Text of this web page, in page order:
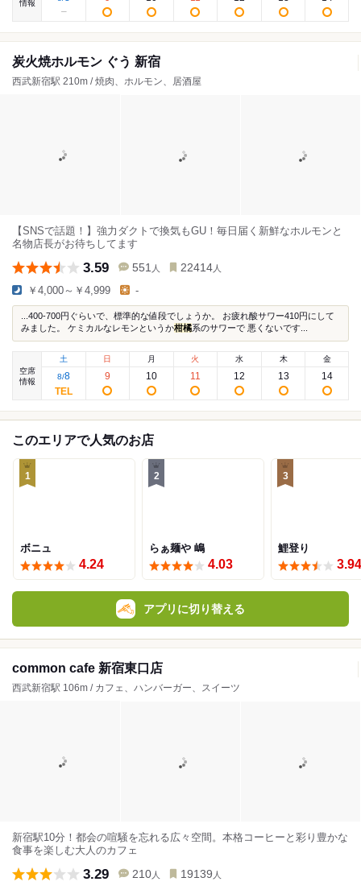
情報
炭火焼ホルモン ぐう 新宿
西武新宿駅 210m / 焼肉、ホルモン、居酒屋
【SNSで話題！】強力ダクトで換気もGU！毎日届く新鮮なホルモンと
名物店長がお待ちしてます
3.59 551 人 22414 人
￥4,000～￥4,999 -
...400-700円ぐらいで、標準的な値段でしょうか。 お疲れ酸サワー410円にして
みました。 ケミカルなレモンというか柑橘系のサワーで 悪くないです...
空席
情報
土
8/8
日
9
月
10
火
11
水
12
木
13
金
14
このエリアで人気のお店
1
ボニュ
4.24
2
らぁ麺や 嶋
4.03
3
鯉登り
3.94
アプリに切り替える
common cafe 新宿東口店
西武新宿駅 106m / カフェ、ハンバーガー、スイーツ
新宿駅10分！都会の喧騒を忘れる広々空間。本格コーヒーと彩り豊かな
食事を楽しむ大人のカフェ
3.29 210 人 19139 人